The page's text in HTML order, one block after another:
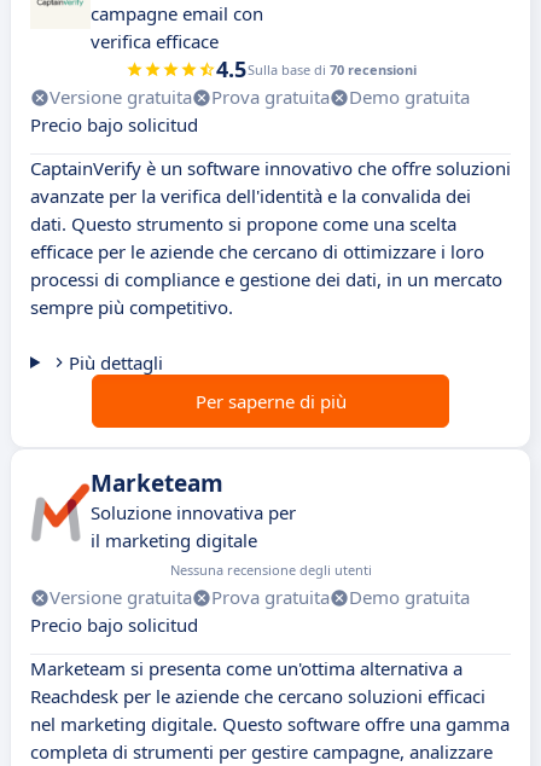
campagne email con
verifica efficace
4.5Sulla base di 70 recensioni
Versione gratuita Prova gratuita
Demo gratuita
Precio bajo solicitud
CaptainVerify è un software innovativo che offre soluzioni
avanzate per la verifica dell'identità e la convalida dei
dati. Questo strumento si propone come una scelta
efficace per le aziende che cercano di ottimizzare i loro
processi di compliance e gestione dei dati, in un mercato
sempre più competitivo.
Più dettagli
Per saperne di più
Marketeam
Soluzione innovativa per
il marketing digitale
Nessuna recensione degli utenti
Versione gratuita Prova gratuita
Demo gratuita
Precio bajo solicitud
Marketeam si presenta come un'ottima alternativa a
Reachdesk per le aziende che cercano soluzioni efficaci
nel marketing digitale. Questo software offre una gamma
completa di strumenti per gestire campagne, analizzare